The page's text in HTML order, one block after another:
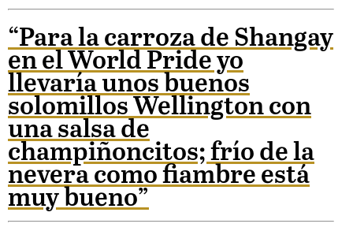
“Para la carroza de Shangay
en el World Pride yo
llevaría unos buenos
solomillos Wellington con
una salsa de
champiñoncitos; frío de la
nevera como fiambre está
muy bueno”